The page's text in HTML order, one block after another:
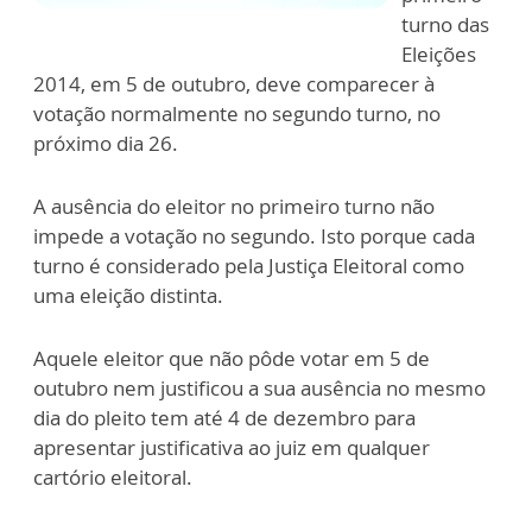
turno das
Eleições
2014, em 5 de outubro, deve comparecer à
votação normalmente no segundo turno, no
próximo dia 26.
A ausência do eleitor no primeiro turno não
impede a votação no segundo. Isto porque cada
turno é considerado pela Justiça Eleitoral como
uma eleição distinta.
Aquele eleitor que não pôde votar em 5 de
outubro nem justificou a sua ausência no mesmo
dia do pleito tem até 4 de dezembro para
apresentar justificativa ao juiz em qualquer
cartório eleitoral.